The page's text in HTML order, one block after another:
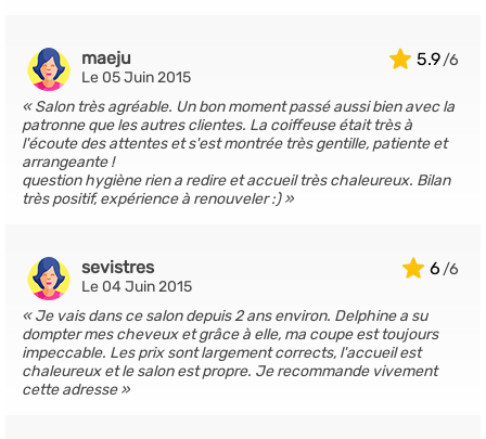
5.9
maeju
Le 05 Juin 2015
Salon très agréable. Un bon moment passé aussi bien avec la
patronne que les autres clientes. La coiffeuse était très à
l'écoute des attentes et s'est montrée très gentille, patiente et
arrangeante !
question hygiène rien a redire et accueil très chaleureux. Bilan
très positif, expérience à renouveler :)
6
sevistres
Le 04 Juin 2015
Je vais dans ce salon depuis 2 ans environ. Delphine a su
dompter mes cheveux et grâce à elle, ma coupe est toujours
impeccable. Les prix sont largement corrects, l'accueil est
chaleureux et le salon est propre. Je recommande vivement
cette adresse